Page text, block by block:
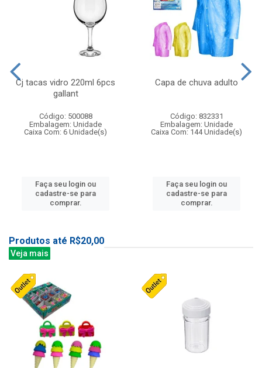
Cj tacas vidro 220ml 6pcs
gallant
Código: 500088
Embalagem: Unidade
Caixa Com: 6 Unidade(s)
Faça seu login ou
cadastre-se para
comprar.
Capa de chuva adulto
Código: 832331
Embalagem: Unidade
Caixa Com: 144 Unidade(s)
Faça seu login ou
cadastre-se para
comprar.
Produtos até R$20,00
Veja mais